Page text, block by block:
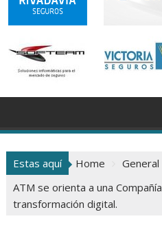
Estas aquí Home
General
ATM se orienta a una
transformación digital.